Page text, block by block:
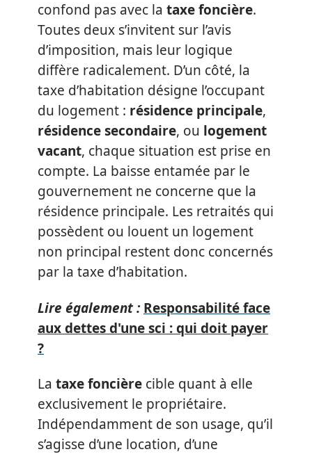
confond pas avec la taxe foncière.
Toutes deux s’invitent sur l’avis
d’imposition, mais leur logique
diffère radicalement. D’un côté, la
taxe d’habitation désigne l’occupant
du logement : résidence principale,
résidence secondaire, ou logement
vacant, chaque situation est prise en
compte. La baisse entamée par le
gouvernement ne concerne que la
résidence principale. Les retraités qui
possèdent ou louent un logement
non principal restent donc concernés
par la taxe d’habitation.
Lire également : Responsabilité face
aux dettes d'une sci : qui doit payer
?
La taxe foncière cible quant à elle
exclusivement le propriétaire.
Indépendamment de son usage, qu’il
s’agisse d’une location, d’une